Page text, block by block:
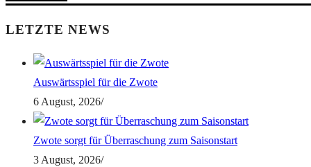
LETZTE NEWS
Auswärtsspiel für die Zwote
6 August, 2026/
Zwote sorgt für Überraschung zum Saisonstart
3 August, 2026/